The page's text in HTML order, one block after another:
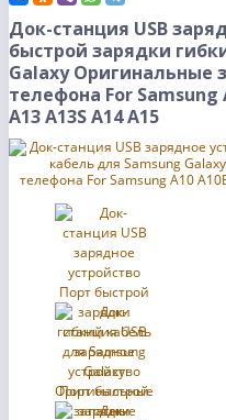
Док-станция USB
быстрой зарядки
Galaxy Оригинальные
телефона For Samsung
A13 A13S A14 A15